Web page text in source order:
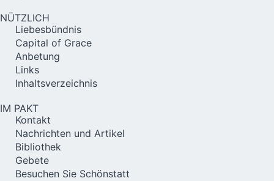
NÜTZLICH
Liebesbündnis
Capital of Grace
Anbetung
Links
Inhaltsverzeichnis
IM PAKT
Kontakt
Nachrichten und Artikel
Bibliothek
Gebete
Besuchen Sie Schönstatt